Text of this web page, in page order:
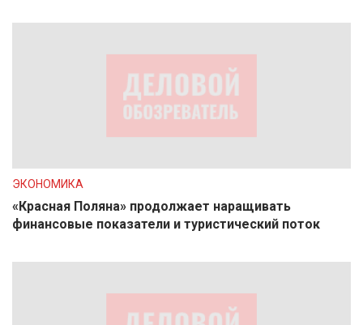
ЭКОНОМИКА
«Красная Поляна» продолжает наращивать
финансовые показатели и туристический поток